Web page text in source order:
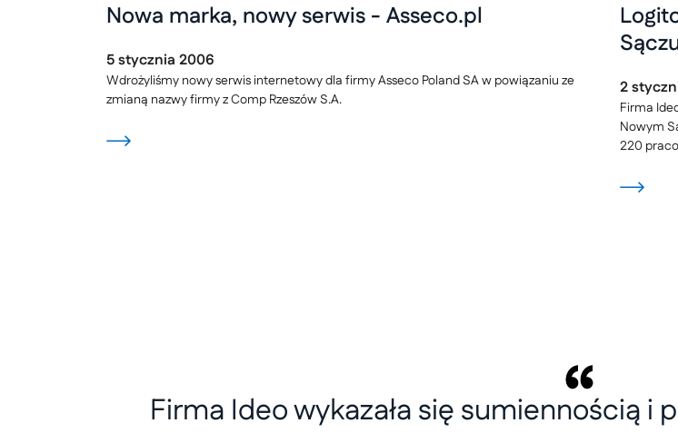
Nowa marka, nowy serwis - Asseco.pl
5stycznia 2006
Wdrożyliśmy nowy serwis internetowy dla firmy Asseco Poland SA w powiązaniu ze
zmianą nazwy firmy z Comp Rzeszów S.A.
2
Firma
Nowym
220
Firma Ideo wykazała się sumiennością